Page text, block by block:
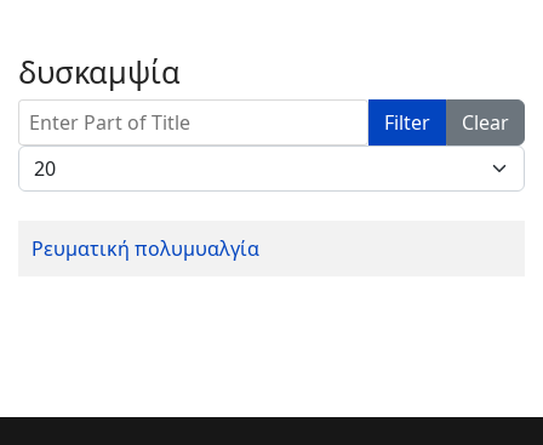
δυσκαμψία
Enter Part of Title Filter
Clear
Display #
Ρευματική πολυμυαλγία